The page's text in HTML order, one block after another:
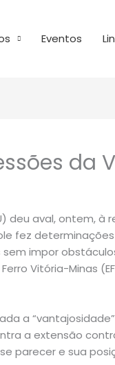
Eventos
da
deu aval, ontem,
fez
sem impor
Vitória-Minas
a
a extensão
parecer e sua